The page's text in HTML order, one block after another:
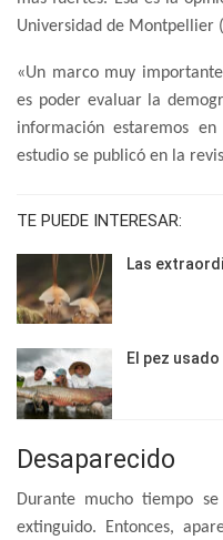
Universidad de Montpellier
«Un marco muy
es poder evaluar la
información estaremos
estudio se publicó en la
TE PUEDE INTERESAR:
Las
El pez
Desaparecido
Durante mucho tiempo
extinguido. Entonces,